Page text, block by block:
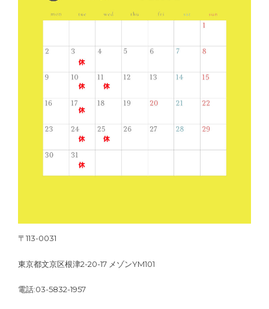
〒113-0031
東京都文京区根津2-20-17 メゾンYM101
電話:03-5832-1957